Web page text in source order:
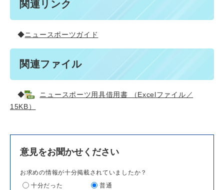
関連リンク
◆ニュースポーツガイド
関連ファイル
◆
ニュースポーツ用具借用書 （Excelファイル／
15KB）
意見をお聞かせください
お求めの情報が十分掲載されていましたか？
十分だった
普通